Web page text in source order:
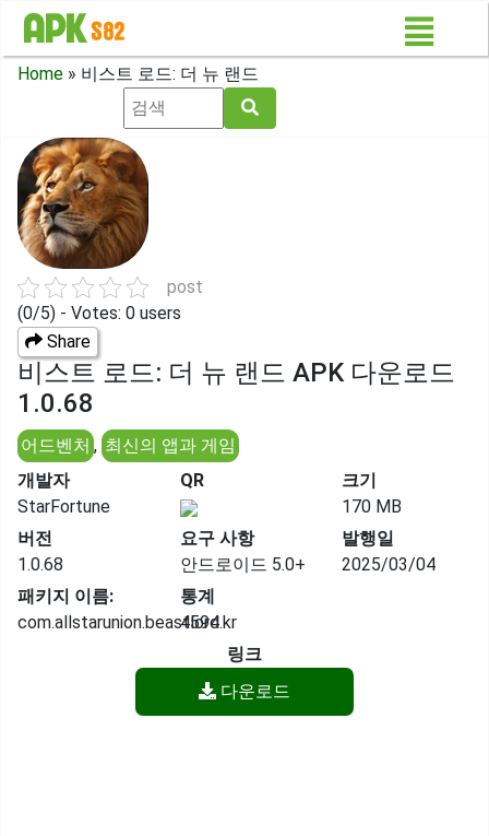
Home » 비스트 로드: 더 뉴 랜드
post
(0/5) - Votes: 0 users
Share
비스트 로드: 더 뉴 랜드 APK 다운로드
1.0.68
어드벤처 , 최신의 앱과 게임
개발자
StarFortune
QR
크기
170 MB
버전
1.0.68
요구 사항
안드로이드 5.0+
발행일
2025/03/04
패키지 이름:
com.allstarunion.beastlord.kr
통계
4594
링크
다운로드